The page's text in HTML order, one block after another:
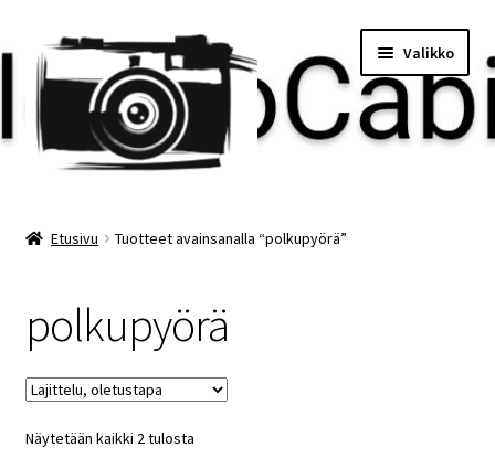
Siirry
navigointiin
Siirry
sisältöön
Valikko
Minun tilini
Ostoskori
Etusivu Tuotteet avainsanalla “polkupyörä”
polkupyörä
Näytetään kaikki 2 tulosta